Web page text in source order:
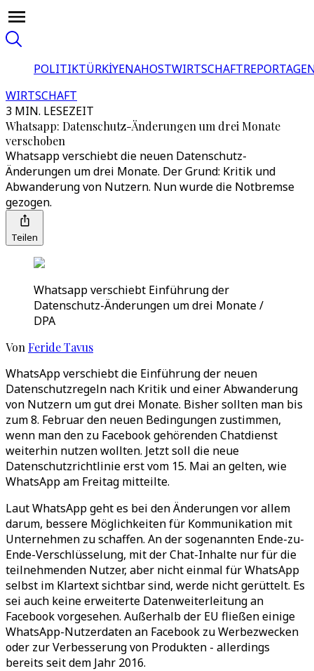
POLITIKTÜRKİYENAHOSTWIRTSCHAFT
WIRTSCHAFT
3 MIN. LESEZEIT
Whatsapp: Datenschutz-Änderungen um drei Monate
verschoben
Whatsapp verschiebt die neuen Datenschutz-
Änderungen um drei Monate. Der Grund: Kritik und
Abwanderung von Nutzern. Nun wurde die Notbremse
gezogen.
Teilen
Whatsapp verschiebt Einführung der
Datenschutz-Änderungen um drei Monate /
DPA
Von Feride Tavus
WhatsApp verschiebt die Einführung der neuen
Datenschutzregeln nach Kritik und einer Abwanderung
von Nutzern um gut drei Monate. Bisher sollten man bis
zum 8. Februar den neuen Bedingungen zustimmen,
wenn man den zu Facebook gehörenden Chatdienst
weiterhin nutzen wollten. Jetzt soll die neue
Datenschutzrichtlinie erst vom 15. Mai an gelten, wie
WhatsApp am Freitag mitteilte.
Laut WhatsApp geht es bei den Änderungen vor allem
darum, bessere Möglichkeiten für Kommunikation mit
Unternehmen zu schaffen. An der sogenannten Ende-zu-
Ende-Verschlüsselung, mit der Chat-Inhalte nur für die
teilnehmenden Nutzer, aber nicht einmal für WhatsApp
selbst im Klartext sichtbar sind, werde nicht gerüttelt. Es
sei auch keine erweiterte Datenweiterleitung an
Facebook vorgesehen. Außerhalb der EU fließen einige
WhatsApp-Nutzerdaten an Facebook zu Werbezwecken
oder zur Verbesserung von Produkten - allerdings
bereits seit dem Jahr 2016.